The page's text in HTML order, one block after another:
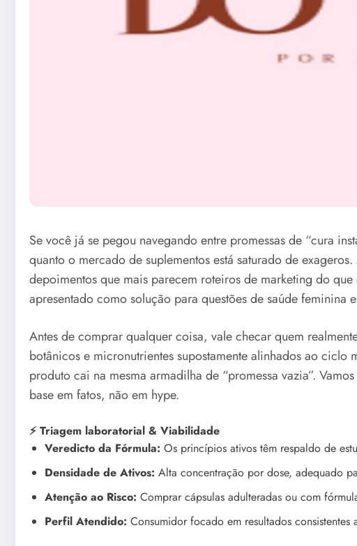
Se você já se pegou navegando entre promessas de “cura
quanto o mercado de suplementos está saturado de
depoimentos que mais parecem roteiros de marketing do
apresentado como solução para questões de saúde feminina
Antes de comprar qualquer coisa, vale checar quem
botânicos e micronutrientes supostamente alinhados ao
produto cai na mesma armadilha de “promessa vazia”.
base em fatos, não em hype.
⚡ Triagem laboratorial & Viabilidade
Veredicto da Fórmula: Os princípios ativos têm respaldo de
Densidade de Ativos: Alta concentração por dose, adequado
Atenção ao Risco: Comprar cápsulas adulteradas ou com
Perfil Atendido: Consumidor focado em resultados